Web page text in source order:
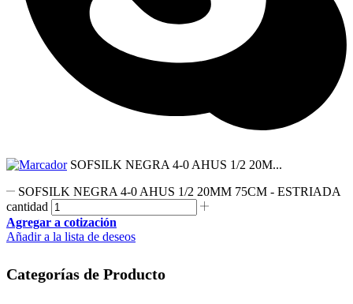
SOFSILK NEGRA 4-0 AHUS 1/2 20M...
SOFSILK NEGRA 4-0 AHUS 1/2 20MM 75CM - ESTRIADA
cantidad
Agregar a cotización
Añadir a la lista de deseos
Categorías de Producto